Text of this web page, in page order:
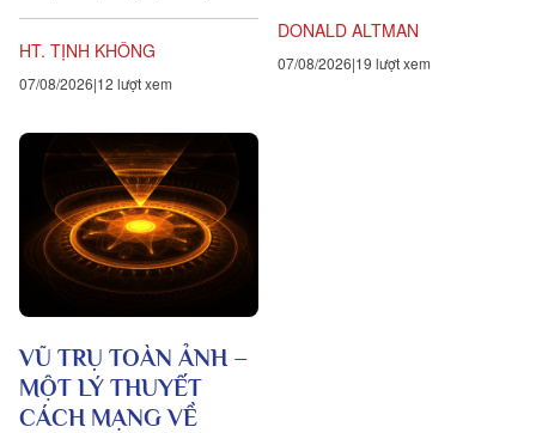
hành giả Tịnh...
HT. TỊNH KHÔNG
07/08/2026 12 lượt xem
DONALD ALTMAN
07/08/2026 19 lượt xem
VŨ TRỤ TOÀN ẢNH –
MỘT LÝ THUYẾT
CÁCH MẠNG VỀ